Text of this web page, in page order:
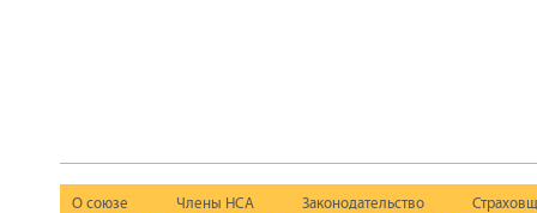
О союзе Члены НСА Законодательство